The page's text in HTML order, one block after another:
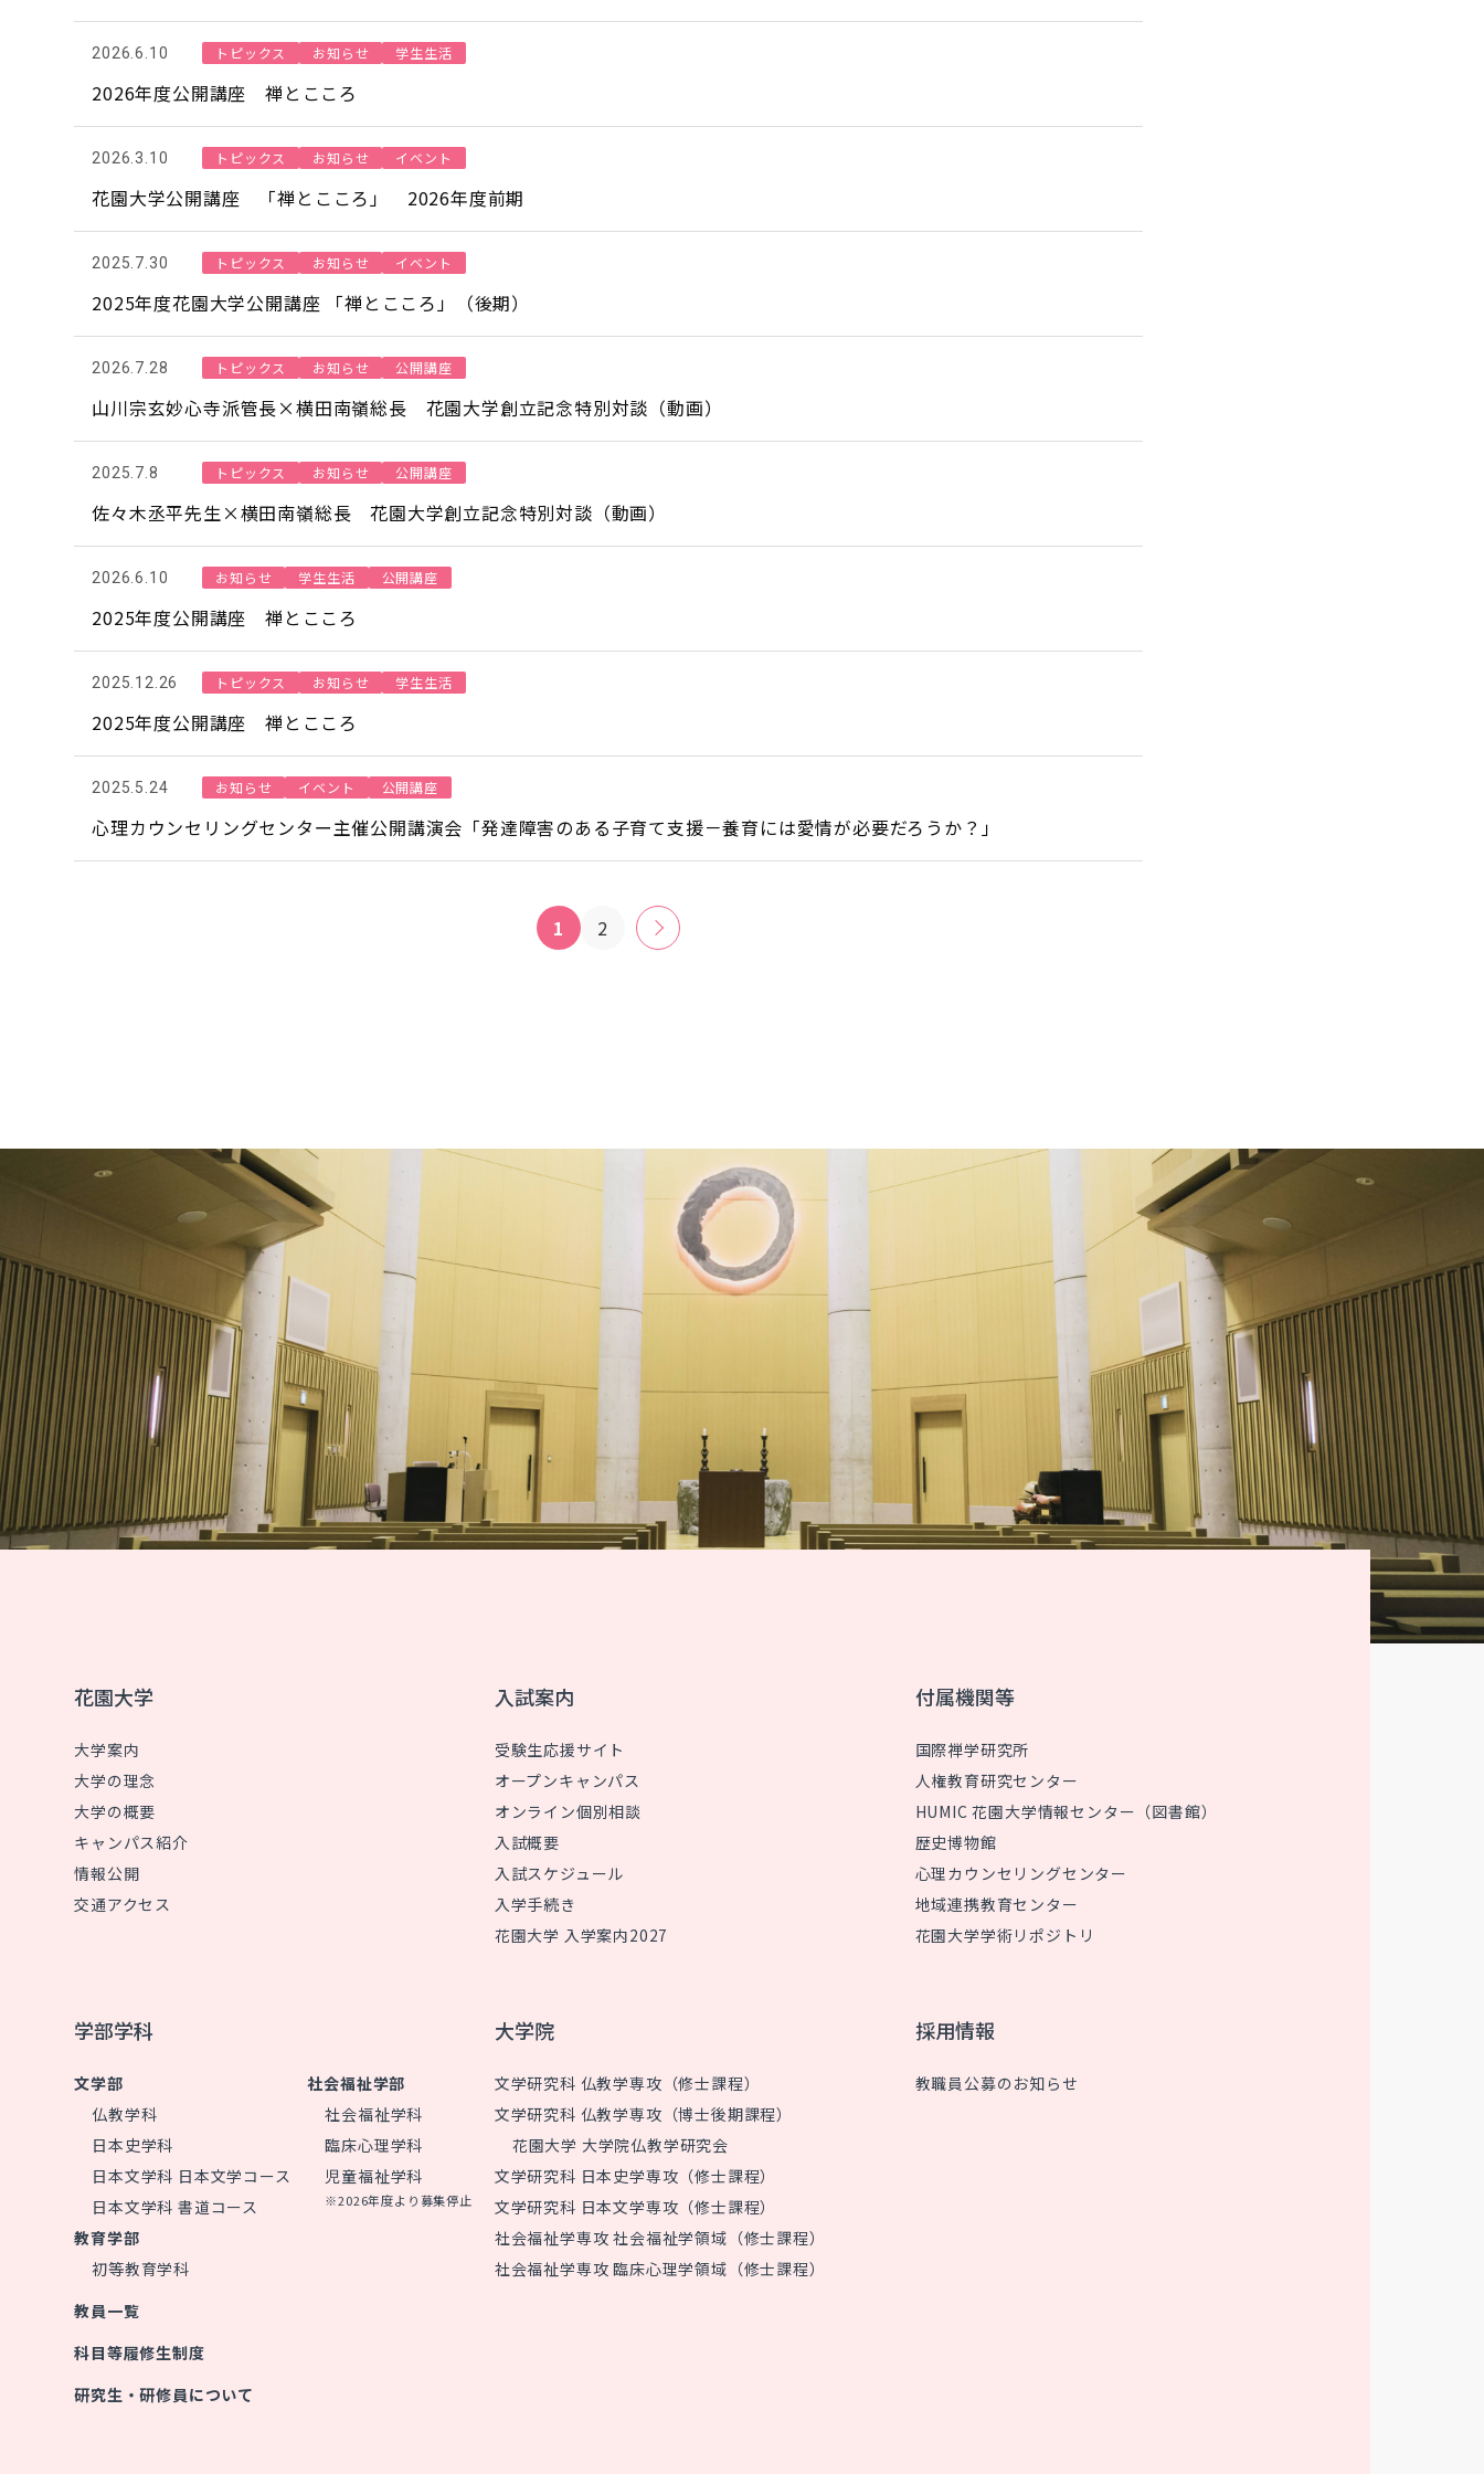
2026.6.10 トピックス お知らせ 学生生活
2026年度公開講座 禅とこころ
2026.3.10 トピックス お知らせ イベント
花園大学公開講座 「禅とこころ」 2026年度前期
2025.7.30 トピックス お知らせ イベント
2025年度花園大学公開講座 「禅とこころ」（後期）
2026.7.28 トピックス お知らせ 公開講座
山川宗玄妙心寺派管長×横田南嶺総長 花園大学創立記念特別対談（動画）
2025.7.8 トピックス お知らせ 公開講座
佐々木丞平先生×横田南嶺総長 花園大学創立記念特別対談（動画）
2026.6.10 お知らせ 学生生活 公開講座
2025年度公開講座 禅とこころ
2025.12.26 トピックス お知らせ 学生生活
2025年度公開講座 禅とこころ
2025.5.24 お知らせ イベント 公開講座
心理カウンセリングセンター主催公開講演会「発達障害のある子育て支援－養育には愛情が必要だろうか？」
1 2 »
花園大学
大学案内
大学の理念
大学の概要
キャンパス紹介
情報公開
交通アクセス
入試案内
受験生応援サイト
オープンキャンパス
オンライン個別相談
入試概要
入試スケジュール
入学手続き
花園大学 入学案内2027
付属機関等
国際禅学研究所
人権教育研究センター
HUMIC 花園大学情報センター（図書館）
歴史博物館
心理カウンセリングセンター
地域連携教育センター
花園大学学術リポジトリ
学部学科
文学部
仏教学科
日本史学科
日本文学科 日本文学コース
日本文学科 書道コース
社会福祉学部
社会福祉学科
臨床心理学科
児童福祉学科
※2026年度より募集停止
教育学部
初等教育学科
教員一覧
科目等履修生制度
研究生・研修員について
大学院
文学研究科 仏教学専攻（修士課程）
文学研究科 仏教学専攻（博士後期課程）
花園大学 大学院仏教学研究会
文学研究科 日本史学専攻（修士課程）
文学研究科 日本文学専攻（修士課程）
社会福祉学専攻 社会福祉学領域（修士課程）
社会福祉学専攻 臨床心理学領域（修士課程）
採用情報
教職員公募のお知らせ